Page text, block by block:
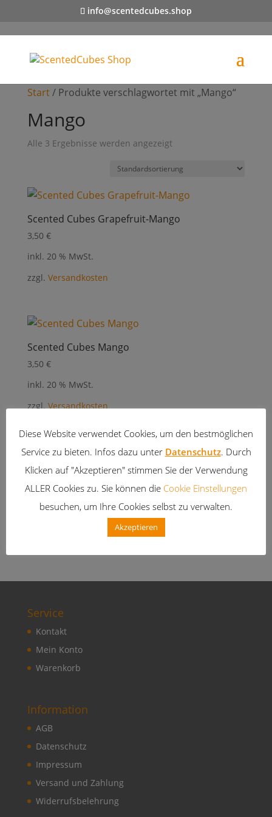
info@scentedcubes.shop
Start/ Produkte verschlagwortet mit „Mango“
Mango
Alle 3 Ergebnisse werden angezeigt
Scented Cubes Grapefruit-Mango
3,50 €
inkl. 20 % MwSt.
zzgl. Versandkosten
Scented Cubes Mango
3,50 €
inkl. 20 % MwSt.
zzgl.Versandkosten
Scented Cubes Mango-Papaya
3,50€
inkl. 20 % MwSt.
Service
Kontakt
Mein Konto
Warenkorb
Information
AGB
Datenschutz
Impressum
Versand und Zahlung
Widerrufsbelehrung
Diese Website verwendet Cookies, um den bestmöglichen
Service zu bieten. Infos dazu unter Datenschutz. Durch
Klicken auf "Akzeptieren" stimmen Sie der Verwendung
ALLER Cookies zu. Sie können die Cookie Einstellungen
besuchen, um Ihre Cookies selbst zu verwalten.
Akzeptieren